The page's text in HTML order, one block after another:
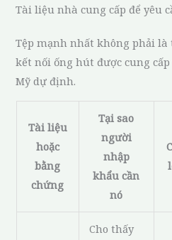
Tài liệu nhà cung cấp để yêu
Tệp mạnh nhất không phải là
kết nối ống hút được cung
Mỹ dự định.
Tài liệu
hoặc
bằng
chứng
Tại sao
người
nhập
khẩu cần
nó
Cho thấy